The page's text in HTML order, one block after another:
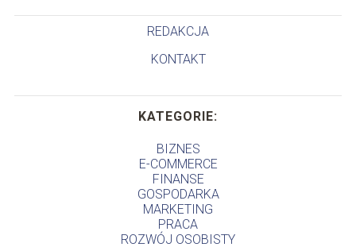
REDAKCJA
KONTAKT
KATEGORIE:
BIZNES
E-COMMERCE
FINANSE
GOSPODARKA
MARKETING
PRACA
ROZWÓJ OSOBISTY